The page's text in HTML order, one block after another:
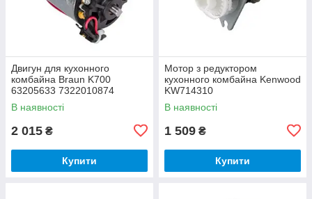
Двигун для кухонного
комбайна Braun K700
63205633 7322010874
В наявності
2 015 ₴
Купити
Мотор з редуктором
кухонного комбайна Kenwood
KW714310
В наявності
1 509 ₴
Купити